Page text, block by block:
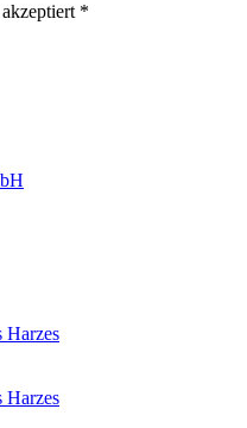
*
Harzes
Harzes